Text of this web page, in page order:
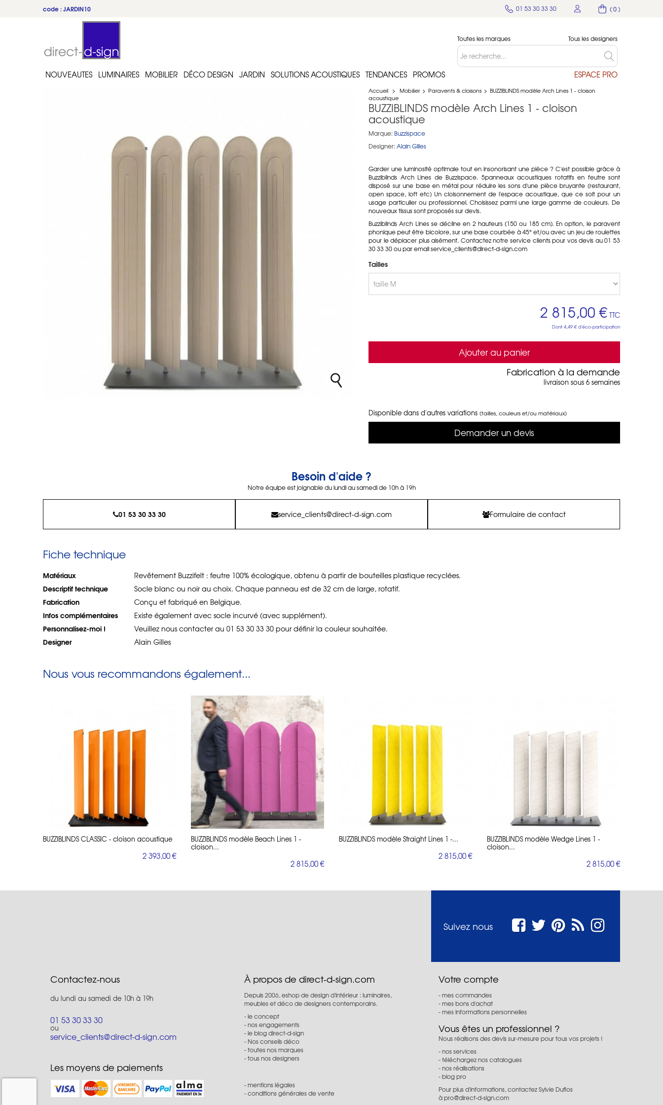
( 0 )
01 53 30 33 30
code : JARDIN10
du 22 au 31 juillet
Toutes les marques Tous les designers
NOUVEAUTES LUMINAIRES MOBILIER DÉCO DESIGN JARDIN SOLUTIONS ACOUSTIQUES TENDANCES PROMOS ESPACE PRO
Accueil > Mobilier > Paravents & cloisons > BUZZIBLINDS modèle Arch Lines 1 - cloison
acoustique
BUZZIBLINDS modèle Arch Lines 1 - cloison
acoustique
Marque: Buzzispace
Designer: Alain Gilles
Garder une luminosité optimale tout en insonorisant une pièce ? C'est possible grâce à
Buzziblinds Arch Lines de Buzzispace. 5panneaux acoustiques rotatifs en feutre sont
disposé sur une base en métal pour réduire les sons d'une pièce bruyante (restaurant,
open space, loft etc) Un cloisonnement de l'espace acoustique, que ce soit pour un
usage particulier ou professionnel. Choisissez parmi une large gamme de couleurs. De
nouveaux tissus sont proposés sur devis.
Buzziblinds Arch Lines se décline en 2 hauteurs (150 ou 185 cm). En option, le paravent
phonique peut être bicolore, sur une base courbée à 45° et/ou avec un jeu de roulettes
pour le déplacer plus aisément. Contactez notre service clients pour vos devis au 01 53
30 33 30 ou par email service_clients@direct-d-sign.com
Tailles
2 815,00 € TTC
Dont 4,49 € d'éco-participation
Ajouter au panier
Fabrication à la demande
livraison sous 6 semaines
Disponible dans d'autres variations (tailles, couleurs et/ou matériaux)
Demander un devis
Besoin d'aide ?
Notre équipe est joignable du lundi au samedi de 10h à 19h
01 53 30 33 30 service_clients@direct-d-sign.com Formulaire de contact
Fiche technique
Matériaux Revêtement Buzzifelt : feutre 100% écologique, obtenu à partir de bouteilles plastique recyclées.
Descriptif technique Socle blanc ou noir au choix. Chaque panneau est de 32 cm de large, rotatif.
Fabrication Conçu et fabriqué en Belgique.
Infos complémentaires Existe également avec socle incurvé (avec supplément).
Personnalisez-moi ! Veuillez nous contacter au 01 53 30 33 30 pour définir la couleur souhaitée.
Designer Alain Gilles
Nous vous recommandons également...
BUZZIBLINDS CLASSIC - cloison acoustique
2 393,00 €
BUZZIBLINDS modèle Beach Lines 1 -
cloison...
2 815,00 €
BUZZIBLINDS modèle Straight Lines 1 -...
2 815,00 €
BUZZIBLINDS modèle Wedge Lines 1 -
cloison...
2 815,00 €
Suivez nous
Contactez-nous
du lundi au samedi de 10h à 19h
01 53 30 33 30
ou
service_clients@direct-d-sign.com
Les moyens de paiements
À propos de direct-d-sign.com
Depuis 2006, eshop de design d'intérieur : luminaires,
meubles et déco de designers contemporains.
le concept
nos engagements
le blog direct-d-sign
Nos conseils déco
toutes nos marques
tous nos designers
mentions légales
conditions générales de vente
Votre compte
mes commandes
mes bons d'achat
mes informations personnelles
Vous êtes un professionnel ?
Nous réalisons des devis sur-mesure pour tous vos projets !
nos services
téléchargez nos catalogues
nos réalisations
blog pro
Pour plus d'informations, contactez Sylvie Duflos
àpro@direct-d-sign.com